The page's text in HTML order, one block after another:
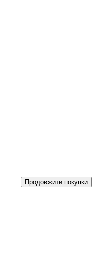
Продовжити покупки